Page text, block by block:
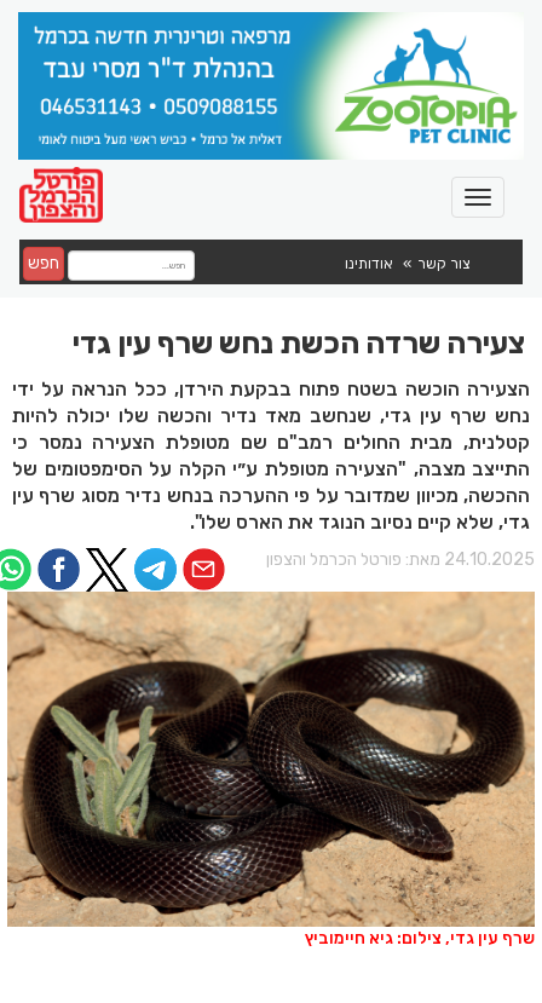
צור קשר אודותינו חפש
צעירה שרדה הכשת נחש שרף עין גדי
הצעירה הוכשה בשטח פתוח בבקעת הירדן, ככל הנראה על ידי
נחש שרף עין גדי, שנחשב מאד נדיר והכשה שלו יכולה להיות
קטלנית, מבית החולים רמב"ם שם מטופלת הצעירה נמסר כי
התייצב מצבה, "הצעירה מטופלת ע״י הקלה על הסימפטומים של
ההכשה, מכיוון שמדובר על פי ההערכה בנחש נדיר מסוג שרף עין
גדי, שלא קיים נסיוב הנוגד את הארס שלו".
מאת: פורטל הכרמל והצפון
עין גדי, צילום: גיא חיימוביץ